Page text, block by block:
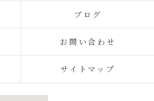
ブログ
お問い合わせ
サイトマップ